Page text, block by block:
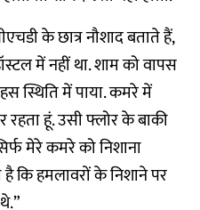
के छात्र नौशाद बताते हैं,
में नहीं था. शाम को वापस
स्थिति में पाया. कमरे में
हूं. उसी फ्लोर के बाकी
मेरे कमरे को निशाना
है कि हमलावरों के निशाने पर